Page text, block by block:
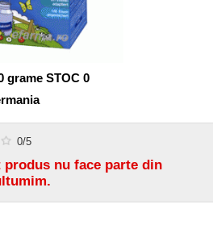
grame STOC 0
0/5
produs nu face parte din